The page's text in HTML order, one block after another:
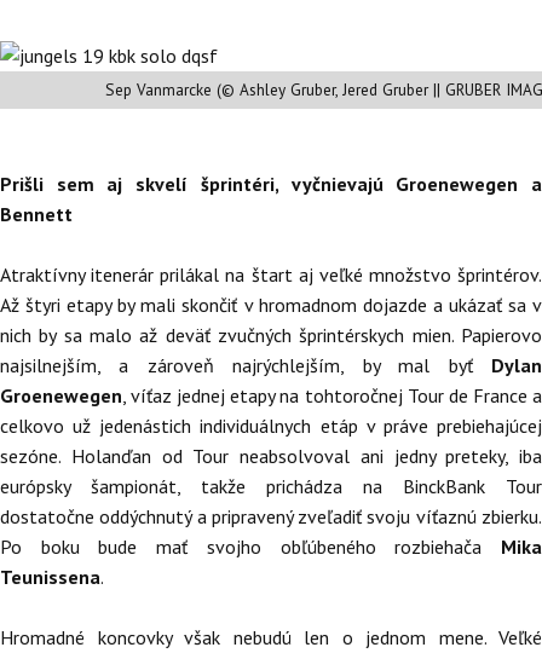
Sep Vanmarcke (© Ashley Gruber, Jered Gruber || GRUBER
Prišli sem aj skvelí šprintéri, vyčnievajú Groenewegen a
Bennett
Atraktívny itenerár prilákal na štart aj veľké množstvo šprintérov.
Až štyri etapy by mali skončiť v hromadnom dojazde a ukázať sa v
nich by sa malo až deväť zvučných šprintérskych mien. Papierovo
najsilnejším, a zároveň najrýchlejším, by mal byť Dylan
Groenewegen , víťaz jednej etapy na tohtoročnej Tour de France a
celkovo už jedenástich individuálnych etáp v práve prebiehajúcej
sezóne. Holanďan od Tour neabsolvoval ani jedny preteky, iba
európsky šampionát, takže prichádza na BinckBank Tour
dostatočne oddýchnutý a pripravený zveľadiť svoju víťaznú zbierku.
Po boku bude mať svojho obľúbeného rozbiehača Mika
Teunissena.
Hromadné koncovky však nebudú len o jednom mene. Veľké